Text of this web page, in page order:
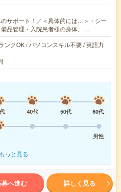
サポート！／＜具体的には…＞・シー
品管理・入院患者様の身体、…
ンクOK / パソコンスキル不要 / 英語力
40代 50代
60代
男性
もっと見る
募へ進む 詳しく見る